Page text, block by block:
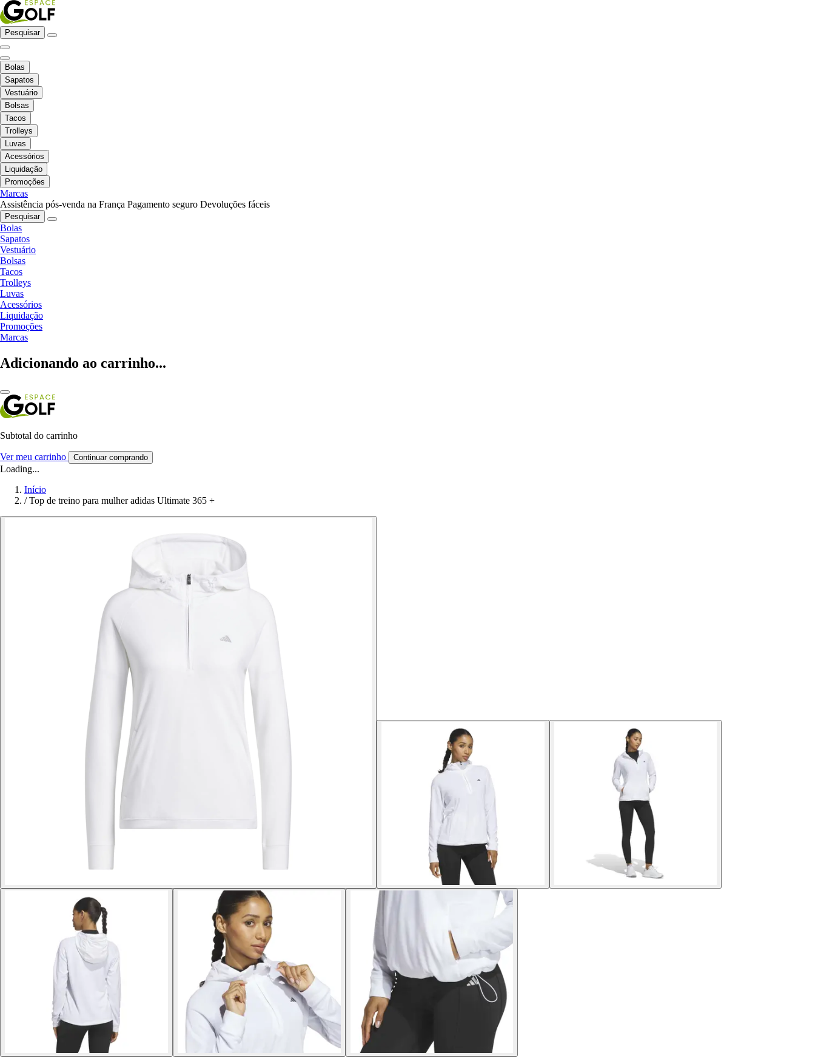
Pesquisar
Bolas
Sapatos
Vestuário
Bolsas
Tacos
Trolleys
Luvas
Acessórios
Liquidação
Promoções
Marcas
Assistência pós-venda na França Pagamento seguro Devoluções fáceis
Pesquisar
Bolas
Sapatos
Vestuário
Bolsas
Tacos
Trolleys
Luvas
Acessórios
Liquidação
Promoções
Marcas
Adicionando ao carrinho...
Subtotal do carrinho
Ver meu carrinho Continuar comprando
Loading...
Início
/ Top de treino para mulher adidas Ultimate 365 +